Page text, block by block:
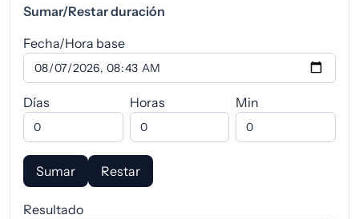
Sumar/Restar duración
Fecha/Hora base
Días Horas Min
Sumar Restar
Resultado